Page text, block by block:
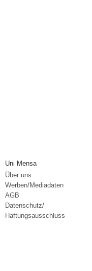
Uni Mensa
Über uns
Werben/Mediadaten
AGB
Datenschutz/
Haftungsausschluss